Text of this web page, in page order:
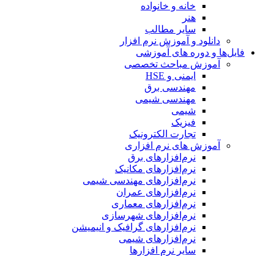
خانه و خانواده
هنر
سایر مطالب
دانلود و آموزش نرم افزار
فایل‌ها و دوره های آموزشی
آموزش مباحث تخصصی
ایمنی و HSE
مهندسی برق
مهندسی شیمی
شیمی
فیزیک
تجارت الکترونیک
آموزش های نرم افزاری
نرم‌افزارهای برق
نرم‌افزارهای مکانیک
نرم‌افزارهای مهندسی شیمی
نرم‌افزارهای عمران
نرم‌افزارهای معماری
نرم‌افزارهای شهرسازی
نرم‌افزارهای گرافیک و انیمیشن
نرم‌افزارهای شیمی
سایر نرم افزارها